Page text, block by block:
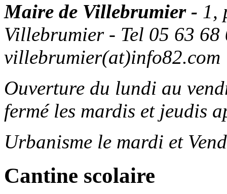
Maire de Villebrumier - 1,
Villebrumier - Tel 05 63
villebrumier(at)info82.com
Ouverture du lundi au
fermé les mardis et jeudis
Urbanisme le mardi et
Cantine scolaire